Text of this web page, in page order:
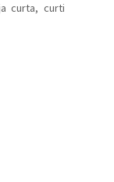
curta, curti